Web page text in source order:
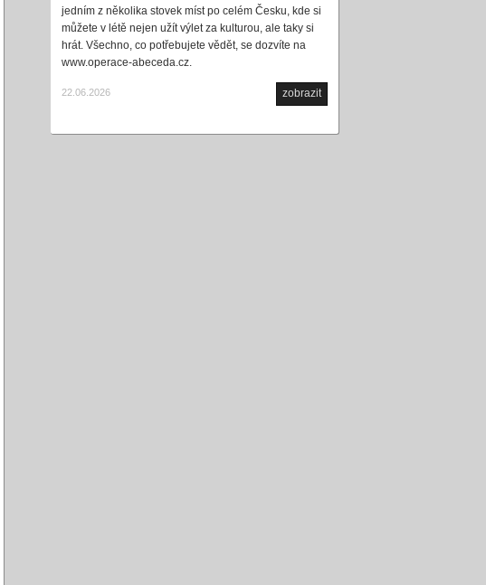
jedním z několika stovek míst po celém Česku, kde si
můžete v létě nejen užít výlet za kulturou, ale taky si
hrát. Všechno, co potřebujete vědět, se dozvíte na
www.operace-abeceda.cz.
22.06.2026 zobrazit